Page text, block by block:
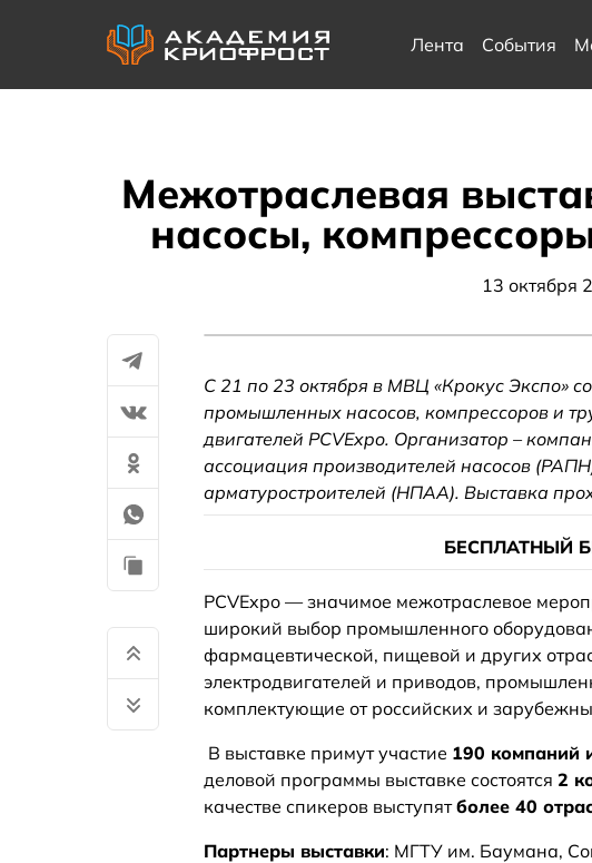
Лента События
Межотраслевая
насосы,
13 октября
С 21 по 23 октября в МВЦ «Крокус Экспо»
промышленных насосов, компрессоров и
двигателей PCVExpo. Организатор –
ассоциация производителей насосов
арматуростроителей (НПАА). Выставка
БЕСПЛАТНЫЙ
PCVExpo — значимое межотраслевое
широкий выбор промышленного
фармацевтической, пищевой и других
электродвигателей и приводов,
комплектующие от российских и
В выставке примут участие 190 компаний
деловой программы выставке состоятся 2
качестве спикеров выступятболее 40
Партнеры выставки: МГТУ им. Баумана,